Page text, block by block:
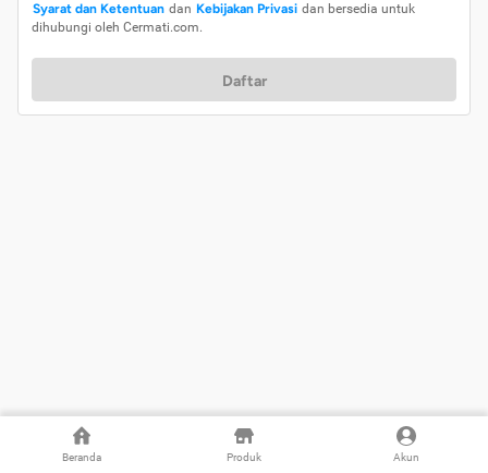
Beranda Produk Akun
Syarat dan Ketentuan dan Kebijakan Privasi dan bersedia untuk
dihubungi oleh Cermati.com.
Daftar